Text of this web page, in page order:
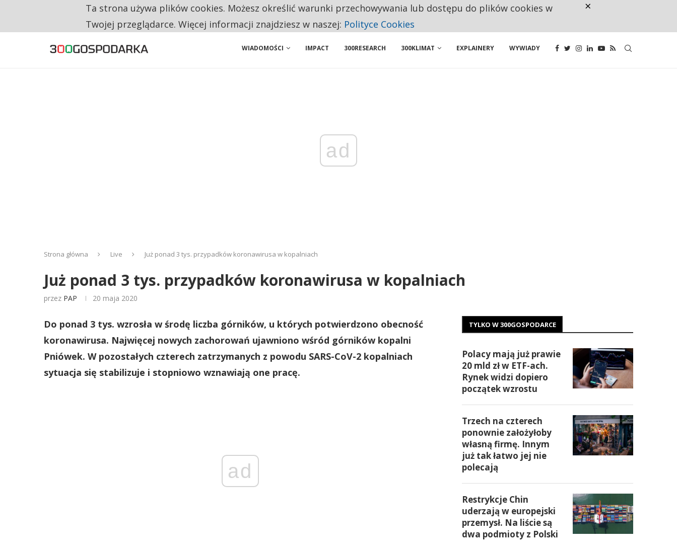
RESTRYKCJE CHIN UDERZAJĄ W EUROPEJSKI PRZEMYSŁ. NA LIŚCIE SĄ DWA PODMIOTY Z POLSKI
WIADOMOŚCI IMPACT 300RESEARCH 300KLIMAT EXPLAINERY WYWIADY
ad
Strona główna Live Już ponad 3 tys. przypadków koronawirusa w kopalniach
Już ponad 3 tys. przypadków koronawirusa w kopalniach
przez PAP 20 maja 2020
Do ponad 3 tys. wzrosła w środę liczba górników, u których potwierdzono obecność
koronawirusa. Najwięcej nowych zachorowań ujawniono wśród górników kopalni
Pniówek. W pozostałych czterech zatrzymanych z powodu SARS-CoV-2 kopalniach
sytuacja się stabilizuje i stopniowo wznawiają one pracę.
ad
TYLKO W 300GOSPODARCE
Polacy mają już prawie
20 mld zł w ETF-ach.
Rynek widzi dopiero
początek wzrostu
Trzech na czterech
ponownie założyłoby
własną firmę. Innym
już tak łatwo jej nie
polecają
Restrykcje Chin
uderzają w europejski
przemysł. Na liście są
dwa podmioty z Polski
Ta strona używa plików cookies. Możesz określić warunki przechowywania lub dostępu do plików cookies w
Twojej przeglądarce. Więcej informacji znajdziesz w naszej: Polityce Cookies
×